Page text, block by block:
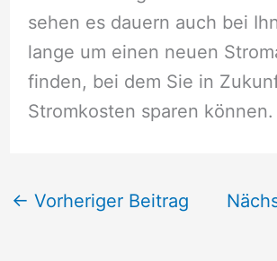
sehen es dauern auch bei
lange um einen neuen
finden, bei dem Sie in
Stromkosten sparen können.
← Vorheriger Beitrag